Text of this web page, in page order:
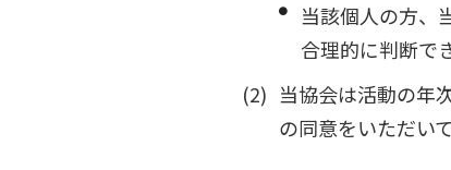
当該個人の方、
合理的に判断で
当協会は活動の年
の同意をいただい